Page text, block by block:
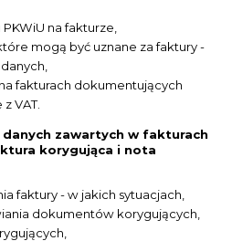
na fakturze,
mogą być uznane za faktury -
fakturach dokumentujących
VAT.
zawartych w fakturach
korygująca i nota
faktury - w jakich sytuacjach,
dokumentów korygujących,